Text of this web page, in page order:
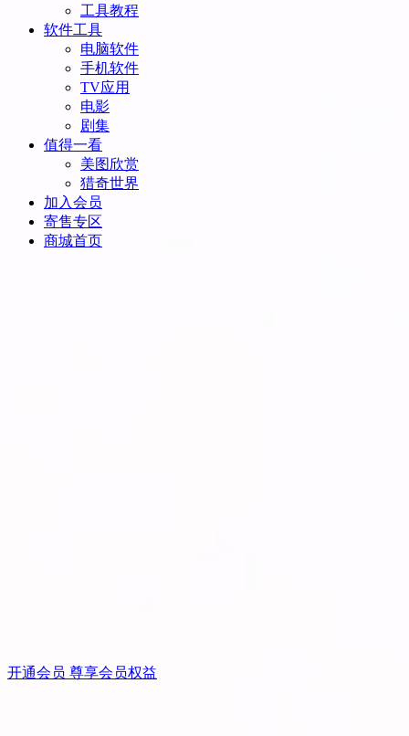
工具教程
软件工具
电脑软件
手机软件
TV应用
电影
剧集
值得一看
美图欣赏
猎奇世界
加入会员
寄售专区
商城首页
开通会员 尊享会员权益